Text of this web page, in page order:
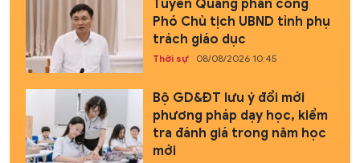
Tuyên Quang phân công
Phó Chủ tịch UBND tỉnh phụ
trách giáo dục
Thời sự 08/08/2026 10:45
Bộ GD&ĐT lưu ý đổi mới
phương pháp dạy học, kiểm
tra đánh giá trong năm học
mới